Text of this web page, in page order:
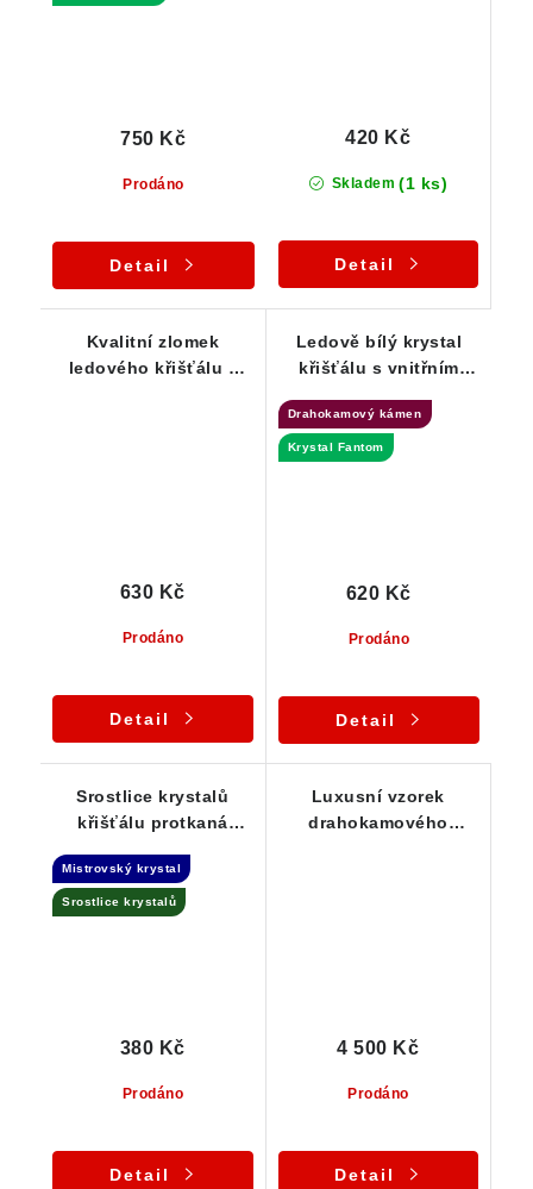
Prodáno
750 Kč
Detail
Skladem (1 ks)
420 Kč
Detail
Kvalitní zlomek
ledového křišťálu z
Prodáno
630 Kč
Detail
Ledově bílý krystal
křišťálu s vnitřním
Drahokamový kámen
Krystal Fantom
Prodáno
620 Kč
Detail
Srostlice krystalů
křišťálu protkaná
krystal
Mistrovský krystal
Srostlice krystalů
Prodáno
380 Kč
Detail
Luxusní vzorek
drahokamového
Prodáno
4 500 Kč
Detail